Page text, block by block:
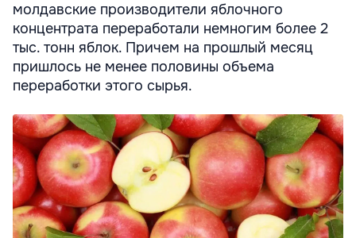
молдавские производители яблочного
концентрата переработали немногим более 2
тыс. тонн яблок. Причем на прошлый месяц
пришлось не менее половины объема
переработки этого сырья.